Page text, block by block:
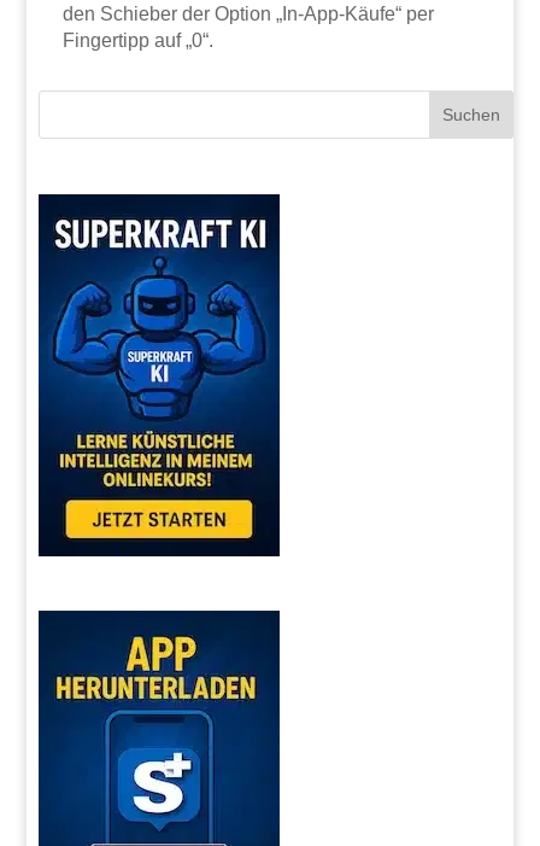
den Schieber der Option „In-App-Käufe“ per
Fingertipp auf „0“.